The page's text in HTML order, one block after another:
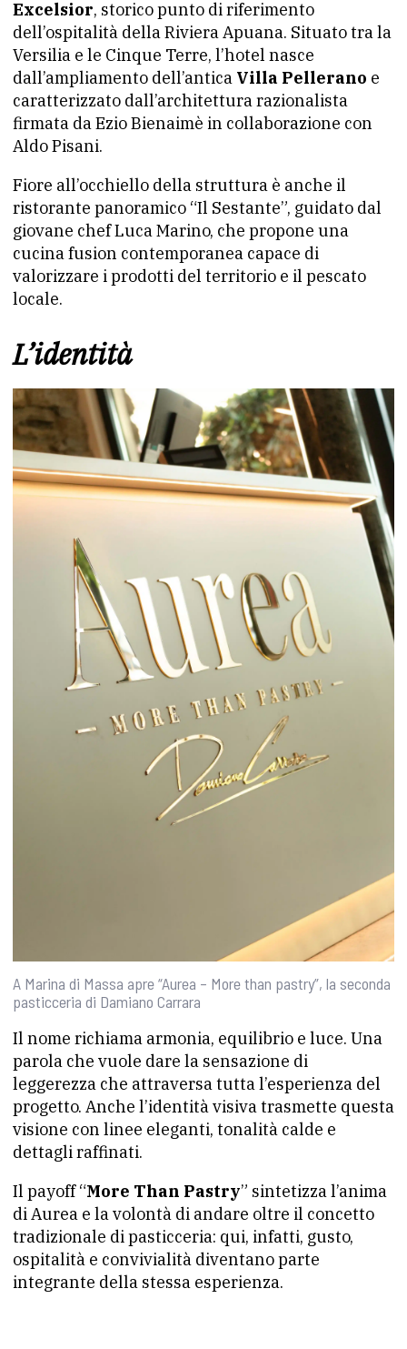
Excelsior, storico punto di riferimento
dell’ospitalità della Riviera Apuana. Situato tra la
Versilia e le Cinque Terre, l’hotel nasce
dall’ampliamento dell’antica Villa Pellerano e
caratterizzato dall’architettura razionalista
firmata da Ezio Bienaimè in collaborazione con
Aldo Pisani.
Fiore all’occhiello della struttura è anche il
ristorante panoramico “Il Sestante”, guidato dal
giovane chef Luca Marino, che propone una
cucina fusion contemporanea capace di
valorizzare i prodotti del territorio e il pescato
locale.
L’identità
A Marina di Massa apre “Aurea – More than pastry”, la seconda
pasticceria di Damiano Carrara
Il nome richiama armonia, equilibrio e luce. Una
parola che vuole dare la sensazione di
leggerezza che attraversa tutta l’esperienza del
progetto. Anche l’identità visiva trasmette questa
visione con linee eleganti, tonalità calde e
dettagli raffinati.
Il payoff “More Than Pastry” sintetizza l’anima
di Aurea e la volontà di andare oltre il concetto
tradizionale di pasticceria: qui, infatti, gusto,
ospitalità e convivialità diventano parte
integrante della stessa esperienza.